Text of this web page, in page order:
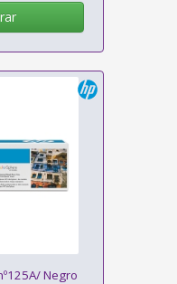
Negro